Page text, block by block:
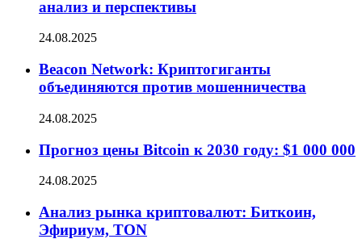
анализ и перспективы
24.08.2025
Beacon Network: Криптогиганты
объединяются против мошенничества
24.08.2025
Прогноз цены Bitcoin к 2030 году: $1 000 000
24.08.2025
Анализ рынка криптовалют: Биткоин,
Эфириум, TON